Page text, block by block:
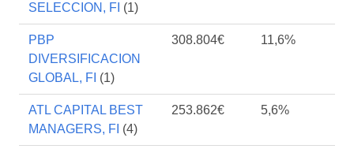
SELECCION, FI (1)
PBP
DIVERSIFICACION
GLOBAL, FI (1)
308.804€ 11,6%
ATL CAPITAL BEST
MANAGERS, FI (4)
253.862€ 5,6%